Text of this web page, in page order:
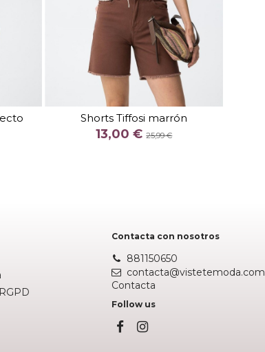
Shorts Tiffosi marrón
13,00 €25,99 €
TALLA
30
COLOR
Contacta con nosotros
881150650
contacta@vistetemoda.com
Contacta
Follow us